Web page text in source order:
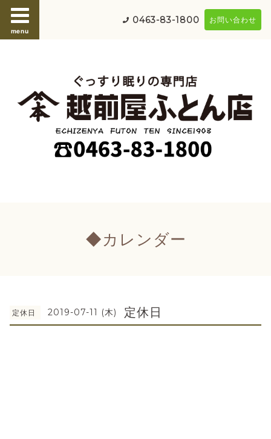
menu
0463-83-1800 お問い合わせ
◆カレンダー
定休日 2019-07-11 (木) 定休日